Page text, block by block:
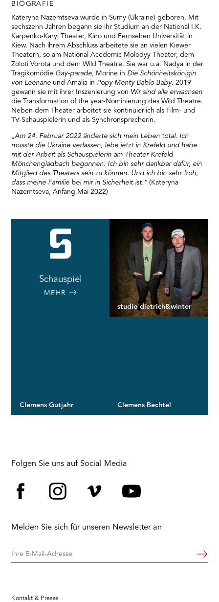
BIOGRAFIE
Kateryna Nazemtseva wurde in Sumy (Ukraine) geboren. Mit
sechszehn Jahren begann sie ihr Studium an der National I.K.
Karpenko-Karyj Theater, Kino und Fernsehen Universität in
Kiew. Nach ihrem Abschluss arbeitete sie an vielen Kiewer
Theatern, so am National Acedemic Molodyy Theater, dem
Zoloti Vorota und dem Wild Theatre. Sie war u.a. Nadya in der
Tragikomödie Gay-parade, Morine in Die Schönheitskönigin
von Leenane und Amalia in Popy Menty Bablo Baby. 2019
gewann sie mit ihrer Inszenierung von Wir sind alle erwachsen
die Transformation of the year-Nominierung des Wild Theatre.
Neben dem Theater arbeitet sie kontinuierlich als Film- und
TV-Schauspielerin und als Synchronsprecherin.
„Am 24. Februar 2022 änderte sich mein Leben total. Ich
musste die Ukraine verlassen, lebe jetzt in Krefeld und habe
mit der Arbeit als Schauspielerin am Theater Krefeld
Mönchengladbach begonnen. Ich bin sehr dankbar dafür, ein
Mitglied des Theaters sein zu können. Und ich bin sehr froh,
dass meine Familie bei mir in Sicherheit ist.“ (Kateryna
Nazemtseva, Anfang Mai 2022)
Schauspiel
MEHR
studio dietrich&winter
Clemens Gutjahr Clemens Bechtel
Folgen Sie uns auf Social Media
Melden Sie sich für unseren Newsletter an
Ihre
Weiter
Kontakt & Presse